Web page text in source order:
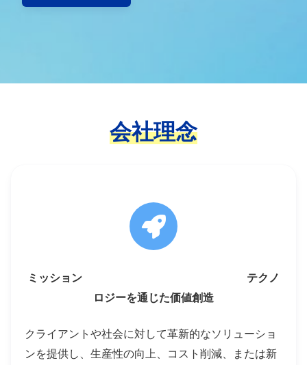
会社理念
ミッション テクノ
ロジーを通じた価値創造
クライアントや社会に対して革新的なソリューショ
ンを提供し、生産性の向上、コスト削減、または新